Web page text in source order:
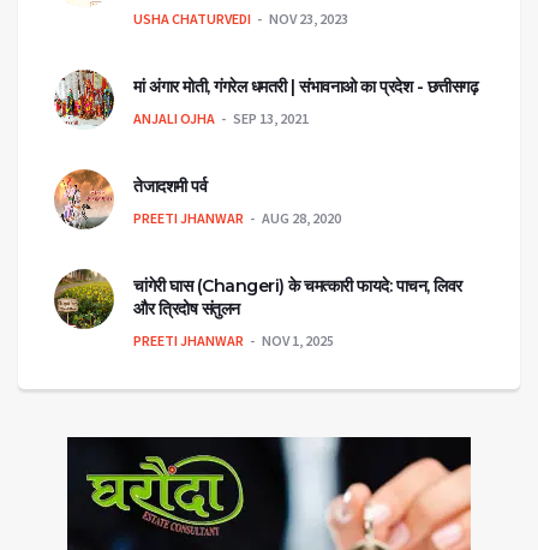
USHA CHATURVEDI NOV 23, 2023
मां अंगार मोती, गंगरेल धमतरी | संभावनाओ का प्रदेश - छत्तीसगढ़
ANJALI OJHA SEP 13, 2021
तेजादशमी पर्व
PREETI JHANWAR AUG 28, 2020
चांगेरी घास (Changeri) के चमत्कारी फायदे: पाचन, लिवर
और त्रिदोष संतुलन
PREETI JHANWAR NOV 1, 2025